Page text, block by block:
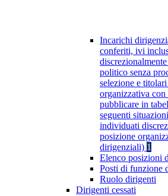
Incarichi
conferiti, ivi
politico senza
selezione e
organizzativa
pubblicare in
seguenti
individuati
posizione
dirigenziali) 1
Elenco posizioni
Posti di funzione
Ruolo dirigenti
Dirigenti cessati